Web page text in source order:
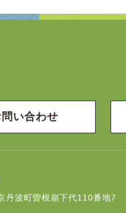
問い合わせ
丹波町曽根崩下代110番地7